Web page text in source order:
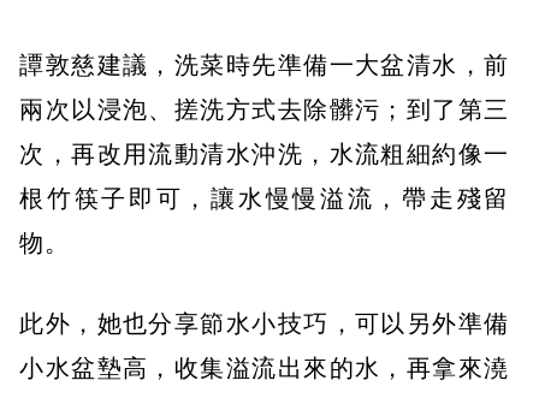
譚敦慈建議，洗菜時先準備一大盆清水，前
兩次以浸泡、搓洗方式去除髒污；到了第三
次，再改用流動清水沖洗，水流粗細約像一
根竹筷子即可，讓水慢慢溢流，帶走殘留
物。
此外，她也分享節水小技巧，可以另外準備
小水盆墊高，收集溢流出來的水，再拿來澆